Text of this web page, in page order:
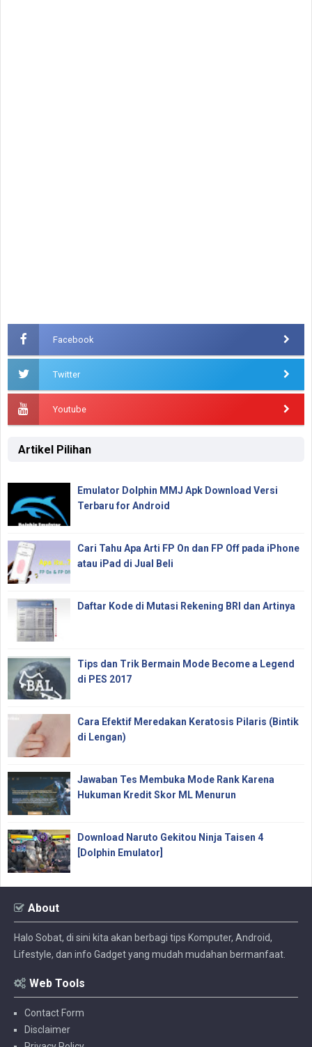
Facebook
Twitter
Youtube
Artikel Pilihan
Emulator Dolphin MMJ Apk Download Versi
Terbaru for Android
Cari Tahu Apa Arti FP On dan FP Off pada iPhone
atau iPad di Jual Beli
Daftar Kode di Mutasi Rekening BRI dan Artinya
Tips dan Trik Bermain Mode Become a Legend
di PES 2017
Cara Efektif Meredakan Keratosis Pilaris (Bintik
di Lengan)
Jawaban Tes Membuka Mode Rank Karena
Hukuman Kredit Skor ML Menurun
Download Naruto Gekitou Ninja Taisen 4
[Dolphin Emulator]
About
Halo Sobat, di sini kita akan berbagi tips Komputer, Android,
Lifestyle, dan info Gadget yang mudah mudahan bermanfaat.
Web Tools
Contact Form
Disclaimer